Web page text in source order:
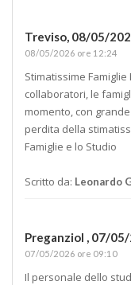
Treviso, 08/05/
08/05/2026 ore 12:24
Stimatissime
collaboratori, le
momento, con
perdita della
Famiglie e lo Studio
Scritto da: Leonardo
Preganziol , 07/05/
07/05/2026 ore 09:10
Il personale dello